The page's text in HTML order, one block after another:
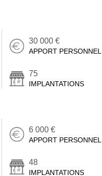
30 000 €
APPORT PERSONNEL
75
IMPLANTATIONS
6 000 €
APPORT PERSONNEL
48
IMPLANTATIONS